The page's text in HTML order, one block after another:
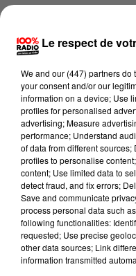
Lecture (1 min
100%
100% Radio
Le respect de
We and our (447) partnersdo
your consent and/or our
information on a device; Use
profiles for personalised
advertising; Measure
performance; Understand
of data from different
profiles to personalise
content; Use limited data to
detect fraud, and fix errors;
Save and communicate
process personal data such
following functionalities:
requested; Use precise
other data sources; Link
information transmitted